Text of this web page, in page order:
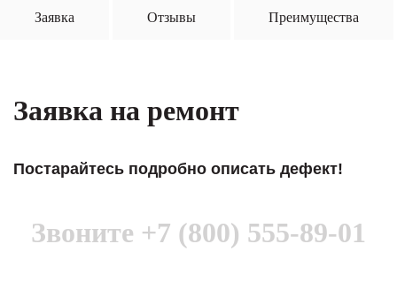
Заявка Отзывы Преимущества
Заявка на ремонт
Постарайтесь подробно описать дефект!
Звоните +7 (800) 555-89-01